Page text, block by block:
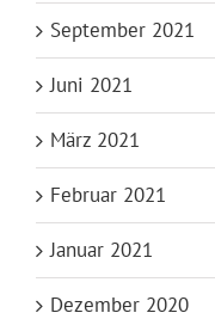
September 2021
Juni 2021
März 2021
Februar 2021
Januar 2021
Dezember 2020